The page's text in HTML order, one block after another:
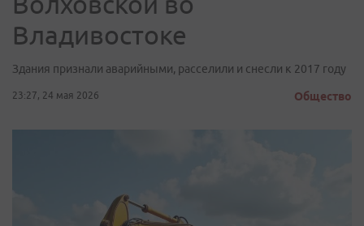
Владивостоке
Здания признали аварийными, расселили и снесли к 2017 году
23:27, 24 мая 2026 Общество